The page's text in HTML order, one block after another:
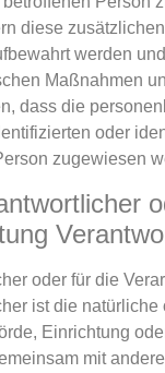
diese
werden
Maßnahmen
dass die
oder
zugewiesen
oder für die
ist die natürliche
Einrichtung
mit